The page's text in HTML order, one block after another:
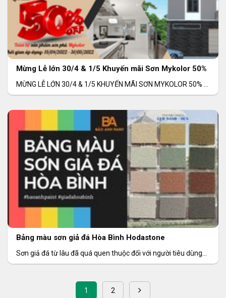
Mừng Lễ lớn 30/4 & 1/5 Khuyến mãi Sơn Mykolor 50%
MỪNG LỄ LỚN 30/4 & 1/5 KHUYẾN MÃI SƠN MYKOLOR 50%
Thời gian: 15/04/2022
Bảng màu sơn giả đá Hòa Bình Hodastone
Sơn giả đá từ lâu đã quá quen thuộc đối với người tiêu dùng
Việt.
1 2